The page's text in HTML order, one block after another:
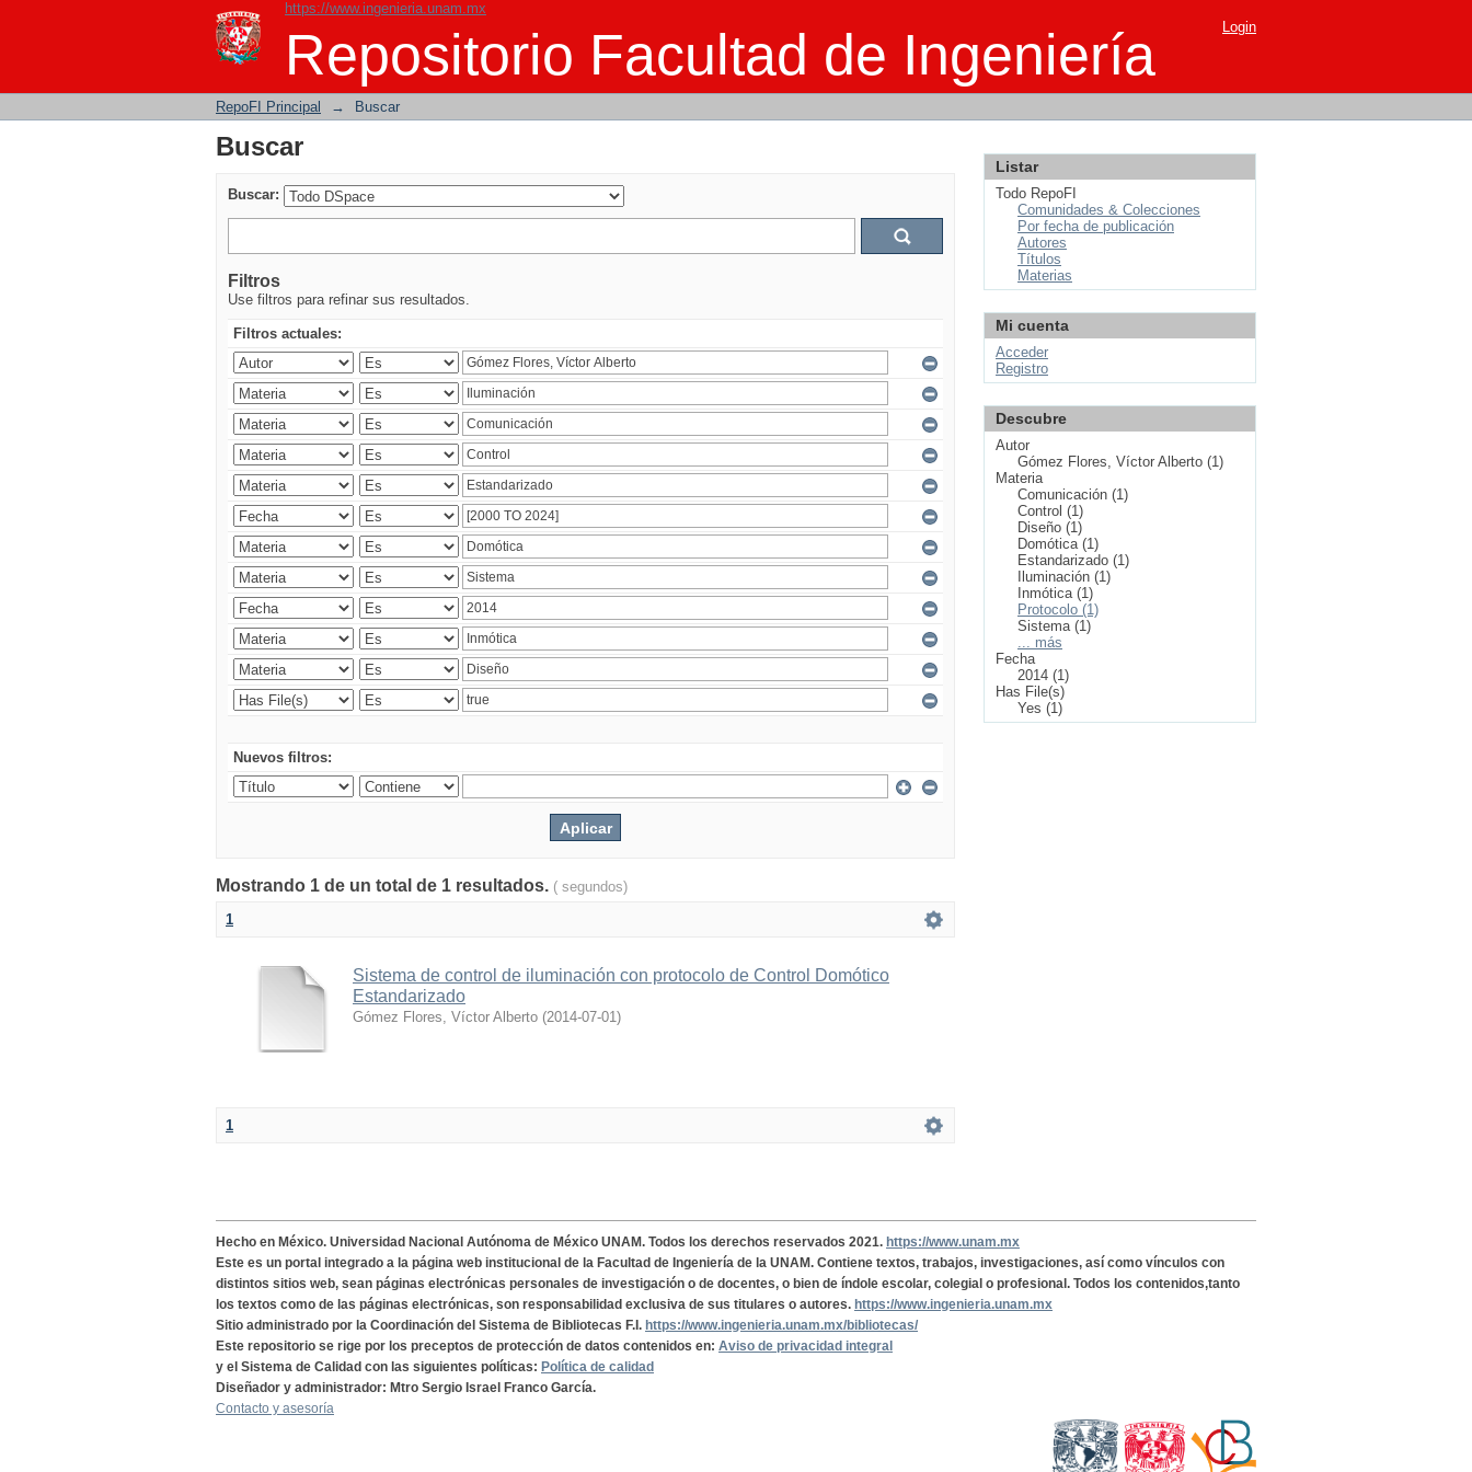
https://www.ingenieria.unam.mx
Repositorio Facultad de Ingeniería
Buscar Login
RepoFI Principal → Buscar
Buscar
Buscar:
Filtros
Use filtros para refinar sus resultados.
Filtros actuales:
Nuevos filtros:
Mostrando 1 de un total de 1 resultados. ( segundos)
1
Sistema de control de iluminación con protocolo de Control Domótico
Estandarizado
Gómez Flores, Víctor Alberto (2014-07-01)
1
Listar
Todo RepoFI
Comunidades & Colecciones
Por fecha de publicación
Autores
Títulos
Materias
Mi cuenta
Acceder
Registro
Descubre
Autor
Gómez Flores, Víctor Alberto (1)
Materia
Comunicación (1)
Control (1)
Diseño (1)
Domótica (1)
Estandarizado (1)
Iluminación (1)
Inmótica (1)
Protocolo (1)
Sistema (1)
... más
Fecha
2014 (1)
Has File(s)
Yes (1)
Hecho en México. Universidad Nacional Autónoma de México UNAM. Todos los derechos reservados 2021. https://www.unam.mx
Este es un portal integrado a la página web institucional de la Facultad de Ingeniería de la UNAM. Contiene textos, trabajos, investigaciones, así como vínculos con
distintos sitios web, sean páginas electrónicas personales de investigación o de docentes, o bien de índole escolar, colegial o profesional. Todos los contenidos,tanto
los textos como de las páginas electrónicas, son responsabilidad exclusiva de sus titulares o autores. https://www.ingenieria.unam.mx
Sitio administrado por la Coordinación del Sistema de Bibliotecas F.I. https://www.ingenieria.unam.mx/bibliotecas/
Este repositorio se rige por los preceptos de protección de datos contenidos en: Aviso de privacidad integral
y el Sistema de Calidad con las siguientes políticas: Política de calidad
Diseñador y administrador: Mtro Sergio Israel Franco García.
Contacto y asesoría